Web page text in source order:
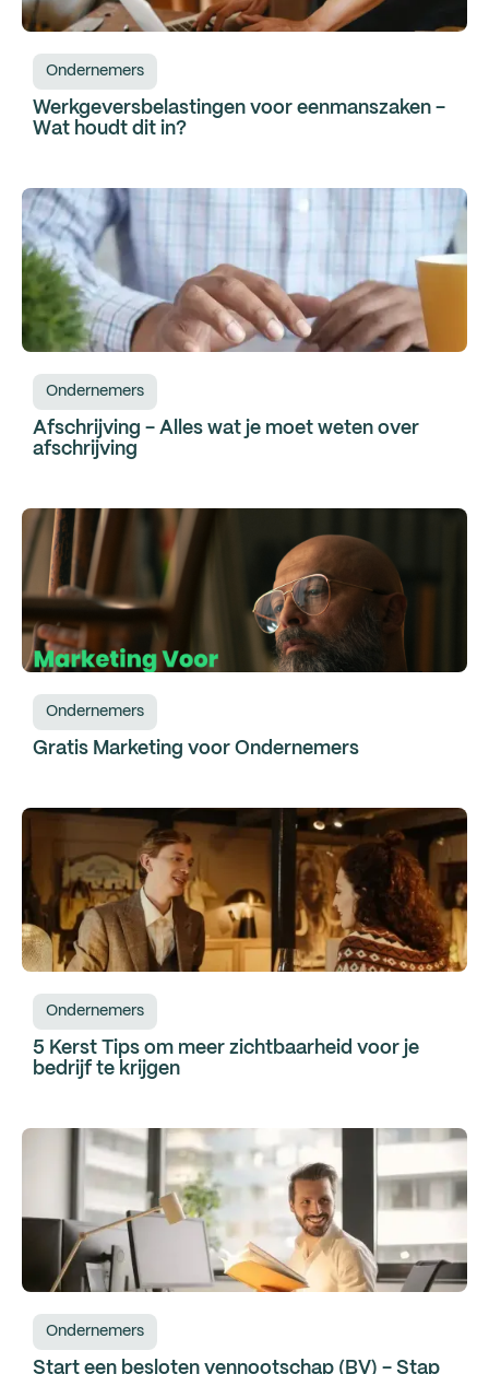
Ondernemers
Werkgeversbelastingen voor eenmanszaken -
Wat houdt dit in?
Ondernemers
Afschrijving - Alles wat je moet weten over
afschrijving
Ondernemers
Gratis Marketing voor Ondernemers
Ondernemers
5 Kerst Tips om meer zichtbaarheid voor je
bedrijf te krijgen
Ondernemers
Start een besloten vennootschap (BV) - Stap